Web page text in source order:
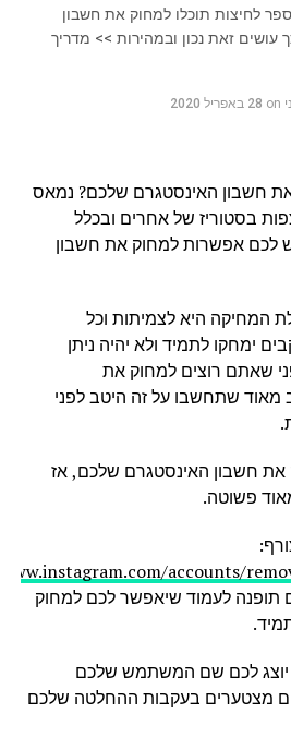
לחיצות תוכלו למחוק את חשבון
זאת נכון ובמהירות >> מדריך
on 28 באפריל 2020
חשבון האינסטגרם שלכם? נמאס
בסטוריז של אחרים ובכלל
לכם אפשרות למחוק את חשבון
המחיקה היא לצמיתות וכל
ימחקו לתמיד ולא יהיה ניתן
שאתם רוצים למחוק את
שתחשבו על זה היטב לפני
חשבון האינסטגרם שלכם, אז
פשוטה.
accounts/
תופנה לעמוד שיאפשר לכם למחוק
יוצג לכם שם המשתמש שלכם
מצטערים בעקבות ההחלטה שלכם